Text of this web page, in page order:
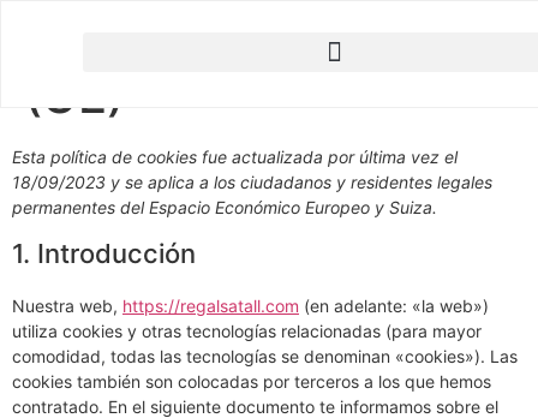
Política de cookies
(UE)
Esta política de cookies fue actualizada por última vez el
18/09/2023 y se aplica a los ciudadanos y residentes legales
permanentes del Espacio Económico Europeo y Suiza.
1. Introducción
Nuestra web, https://regalsatall.com (en adelante: «la web»)
utiliza cookies y otras tecnologías relacionadas (para mayor
comodidad, todas las tecnologías se denominan «cookies»). Las
cookies también son colocadas por terceros a los que hemos
contratado. En el siguiente documento te informamos sobre el